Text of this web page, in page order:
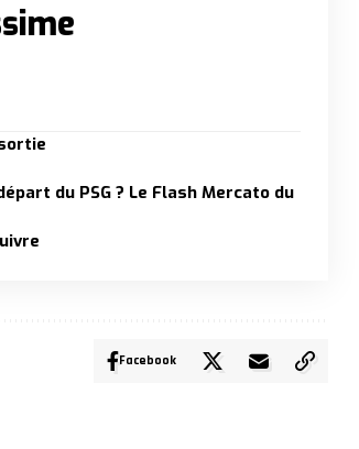
du PSG ? Le Flash Mercato du
Facebook